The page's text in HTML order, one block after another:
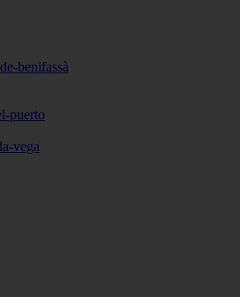
benifassà
puerto
vega